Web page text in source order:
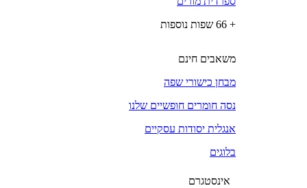
+ 66 שפות נוספות
משאבים חינם
מבחן כישורי שפה
נסה חומרים חופשיים שלנו
אנגלית יסודות עסקיים
בלוגים
אינסטגרם